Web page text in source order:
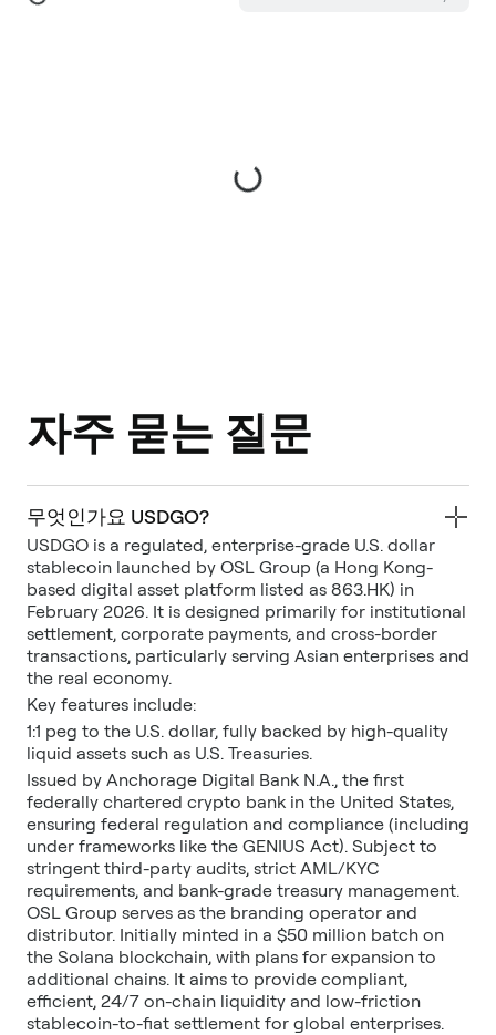
자주 묻는 질문
무엇인가요 USDGO?
USDGO is a regulated, enterprise-grade U.S. dollar
stablecoin launched by OSL Group (a Hong Kong-
based digital asset platform listed as 863.HK) in
February 2026. It is designed primarily for institutional
settlement, corporate payments, and cross-border
transactions, particularly serving Asian enterprises and
the real economy.
Key features include:
1:1 peg to the U.S. dollar, fully backed by high-quality
liquid assets such as U.S. Treasuries.
Issued by Anchorage Digital Bank N.A., the first
federally chartered crypto bank in the United States,
ensuring federal regulation and compliance (including
under frameworks like the GENIUS Act). Subject to
stringent third-party audits, strict AML/KYC
requirements, and bank-grade treasury management.
OSL Group serves as the branding operator and
distributor. Initially minted in a $50 million batch on
the Solana blockchain, with plans for expansion to
additional chains. It aims to provide compliant,
efficient, 24/7 on-chain liquidity and low-friction
stablecoin-to-fiat settlement for global enterprises.